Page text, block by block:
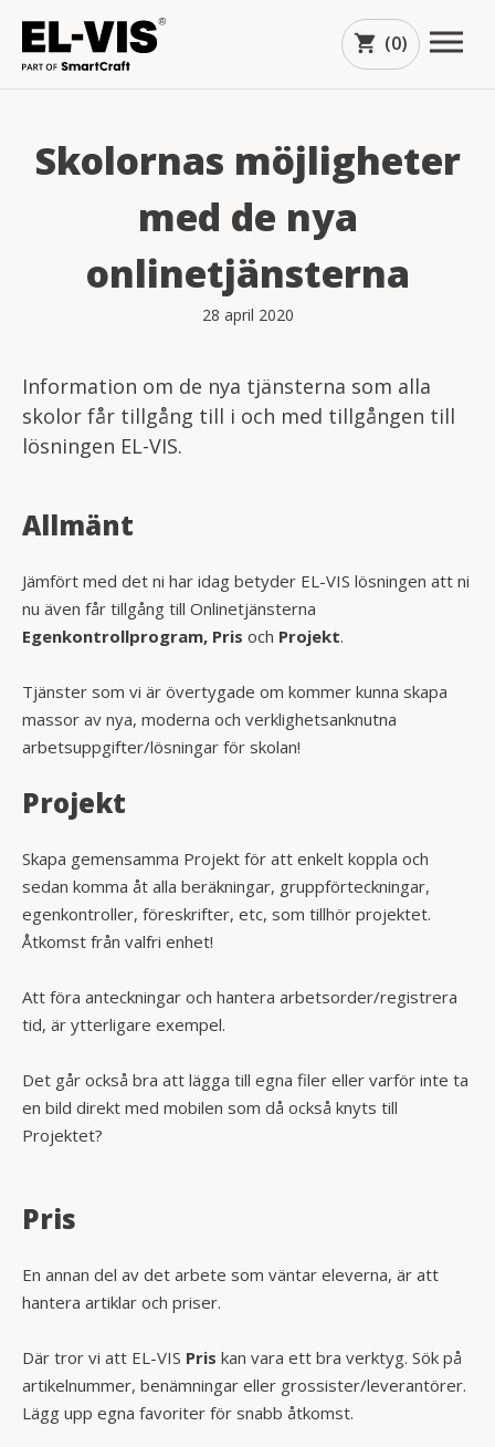
shopping_cart (0)
arrow_downward
Skolornas möjligheter
med de nya
onlinetjänsterna
28 april 2020
Information om de nya tjänsterna som alla
skolor får tillgång till i och med tillgången till
lösningen EL-VIS.
Allmänt
Jämfört med det ni har idag betyder EL-VIS lösningen att ni
nu även får tillgång till Onlinetjänsterna
Egenkontrollprogram, Pris och Projekt.
Tjänster som vi är övertygade om kommer kunna skapa
massor av nya, moderna och verklighetsanknutna
arbetsuppgifter/lösningar för skolan!
Projekt
Skapa gemensamma Projekt för att enkelt koppla och
sedan komma åt alla beräkningar, gruppförteckningar,
egenkontroller, föreskrifter, etc, som tillhör projektet.
Åtkomst från valfri enhet!
Att föra anteckningar och hantera arbetsorder/registrera
tid, är ytterligare exempel.
Det går också bra att lägga till egna filer eller varför inte ta
en bild direkt med mobilen som då också knyts till
Projektet?
Pris
En annan del av det arbete som väntar eleverna, är att
hantera artiklar och priser.
Där tror vi att EL-VIS Pris kan vara ett bra verktyg. Sök på
artikelnummer, benämningar eller grossister/leverantörer.
Lägg upp egna favoriter för snabb åtkomst.